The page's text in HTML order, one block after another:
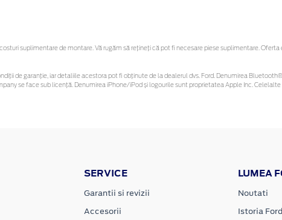
suplimentare de montare. Vă rugăm să rețineți că pot fi necesare piese suplimentare.
de garanție, iar detaliile acestora pot fi obținute de la dealerul dvs. Ford. Denumirea
se face sub licență. Denumirea iPhone/iPod și logourile sunt proprietatea Apple Inc.
SERVICE
Garantii si revizii
Accesorii
LUMEA
Noutati
Istoria Ford